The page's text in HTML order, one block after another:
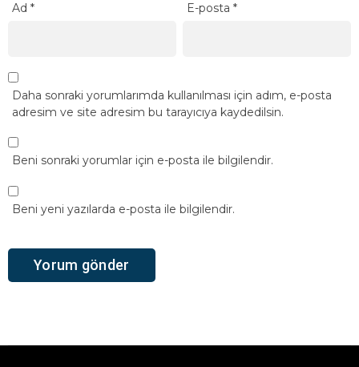
Ad * E-posta*
Daha sonraki yorumlarımda kullanılması için adım, e-posta
adresim ve site adresim bu tarayıcıya kaydedilsin.
Beni sonraki yorumlar için e-posta ile bilgilendir.
Beni yeni yazılarda e-posta ile bilgilendir.